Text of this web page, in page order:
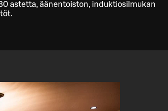
astetta, äänentoiston, induktiosilmukan